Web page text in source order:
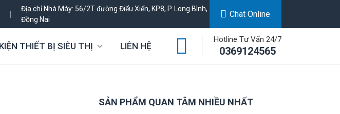
Địa chỉ Nhà Máy: 56/2T đường Điểu Xiển, KP8, P. Long Bình,
Đồng Nai
Chat Online
THIẾT BỊ SIÊU THỊ LIÊN HỆ
Hotline Tư Vấn 24/7
0369124565
SẢN PHẨM QUAN TÂM NHIỀU NHẤT